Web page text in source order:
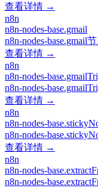
查看详情 →
n8n
n8n-nodes-base.gmail
n8n-nodes-base.gmail
查看详情 →
n8n
n8n-nodes-
n8n-nodes-
查看详情 →
n8n
n8n-nodes-
n8n-nodes-
查看详情 →
n8n
n8n-nodes-
n8n-nodes-